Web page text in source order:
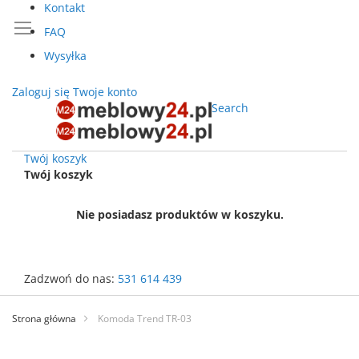
Kontakt
FAQ
Wysyłka
Zaloguj się Twoje konto
Search
Twój koszyk
Twój koszyk
Nie posiadasz produktów w koszyku.
Zadzwoń do nas: 531 614 439
Przejdź
treści
Strona główna Komoda Trend TR-03